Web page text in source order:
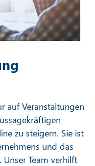
auf Veranstaltungen
zu steigern. Sie ist
und das
Unser Team verhilft